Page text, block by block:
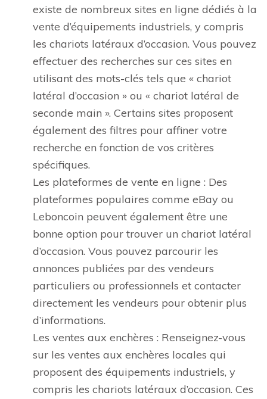
existe de nombreux sites en ligne dédiés à la
vente d’équipements industriels, y compris
les chariots latéraux d’occasion. Vous pouvez
effectuer des recherches sur ces sites en
utilisant des mots-clés tels que « chariot
latéral d’occasion » ou « chariot latéral de
seconde main ». Certains sites proposent
également des filtres pour affiner votre
recherche en fonction de vos critères
spécifiques.
Les plateformes de vente en ligne : Des
plateformes populaires comme eBay ou
Leboncoin peuvent également être une
bonne option pour trouver un chariot latéral
d’occasion. Vous pouvez parcourir les
annonces publiées par des vendeurs
particuliers ou professionnels et contacter
directement les vendeurs pour obtenir plus
d’informations.
Les ventes aux enchères : Renseignez-vous
sur les ventes aux enchères locales qui
proposent des équipements industriels, y
compris les chariots latéraux d’occasion. Ces